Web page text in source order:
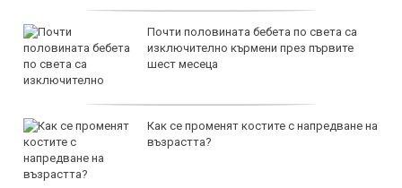
Почти половината бебета по света са
изключително кърмени през първите
шест месеца
Как се променят костите с напредване на
възрастта?